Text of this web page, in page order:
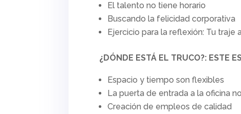
El talento no tiene horario
Buscando la felicidad corporativa
Ejercicio para la reflexión: Tu traje
¿DÓNDE ESTÁ EL TRUCO?: ESTE
Espacio y tiempo son flexibles
La puerta de entrada a la oficina
Creación de empleos de calidad